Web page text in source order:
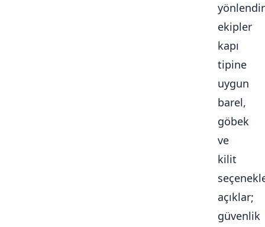
ekipler
kapı
tipine
uygun
barel,
göbek
ve
kilit
açıklar;
güvenlik